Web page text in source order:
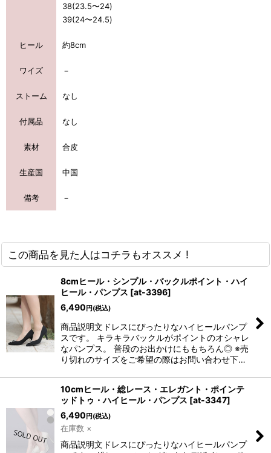
38(23.5〜24)
39(24〜24.5)
ヒール 約8cm
ワイズ －
ストーム なし
付属品 なし
素材 合皮
生産国 中国
備考 －
この商品を見た人はコチラもオススメ !
8cmヒール・シンプル・バックルポイント・ハイ
ヒール・パンプス [at-3396]
6,490 円 (税込)
商品説明文ドレスにぴったりなハイヒールパンプ
スです。 キラキラバックルがポイントのオシャレ
なパンプス。 普段のお出かけにももちろん◎ ※売
り切れのサイズをご希望の際はお問い合わせ下…
10cmヒール・総レース・エレガント・ポインテ
ッドトゥ・ハイヒール・パンプス [at-3347]
6,490 円 (税込)
在庫数 ×
商品説明文ドレスにぴったりなハイヒールパンプ